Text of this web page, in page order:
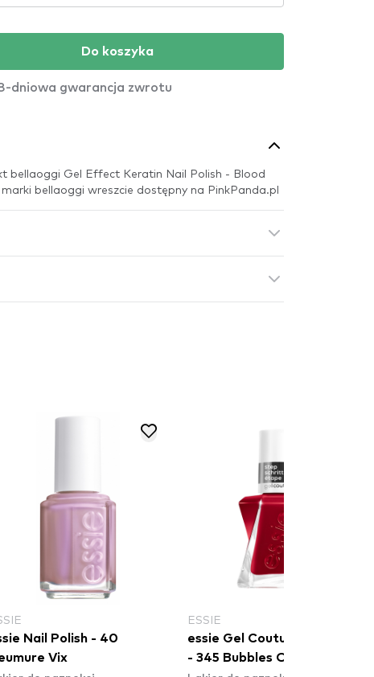
Do koszyka
dniowa gwarancja zwrotu
bellaoggi Gel Effect Keratin Nail Polish - Blood
bellaoggi wreszcie dostępny na PinkPanda.pl
Nail Polish - 40
Vix
ESSIE
essie Gel Couture Nail Polish
- 345 Bubbles Only